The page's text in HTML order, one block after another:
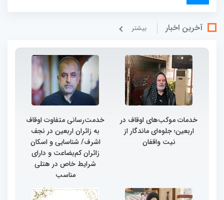
آخرین اخبار بيشتر
خدمات موکب‌های اوقاف در
اربعین؛ جلوه‌ای ماندگار از
نیت واقفان
خدمت‌رسانی متفاوت اوقاف
به زائران اربعین در نجف
اشرف/ شناسایی و اسکان
زائران کم‌بضاعت و دارای
شرایط خاص در هتلی
مناسب